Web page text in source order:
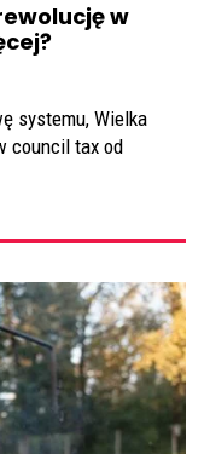
w
systemu, Wielka
council tax od